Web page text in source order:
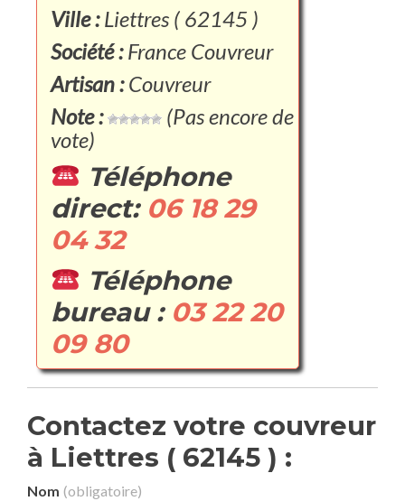
Ville :Liettres ( 62145 )
Société :France Couvreur
Artisan :Couvreur
Note :
(Pas encore de
vote)
Téléphone
direct: 06 18 29
04 32
Téléphone
bureau : 03 22 20
09 80
Contactez votre couvreur
à Liettres ( 62145 ) :
Nom (obligatoire)